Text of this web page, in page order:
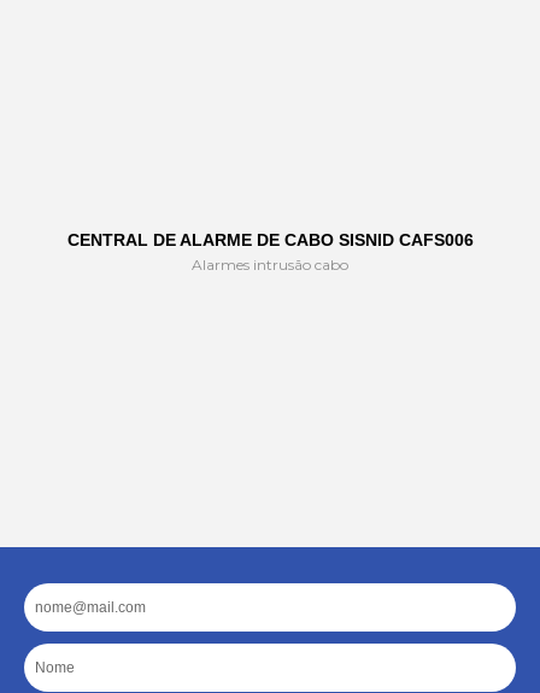
CENTRAL DE ALARME DE CABO SISNID CAFS006
Alarmes intrusão cabo
Email
Nome